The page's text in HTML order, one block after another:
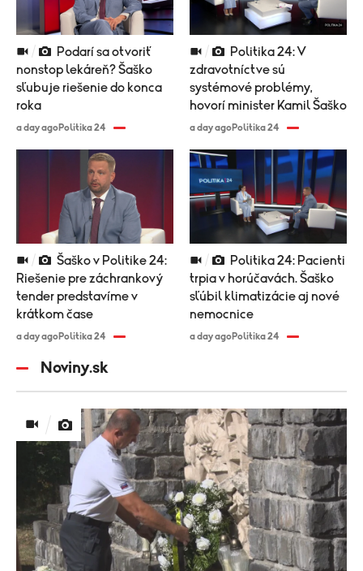
nonstop lekáreň? Šaško
sľubuje riešenie do konca
roka
a day agoPolitika 24
zdravotníctve sú
systémové problémy,
hovorí minister Kamil Šaško
a day agoPolitika 24
Riešenie pre záchrankový
tender predstavíme v
krátkom čase
a day agoPolitika 24
trpia v horúčavách. Šaško
sľúbil klimatizácie aj nové
nemocnice
a day agoPolitika 24
Noviny.sk